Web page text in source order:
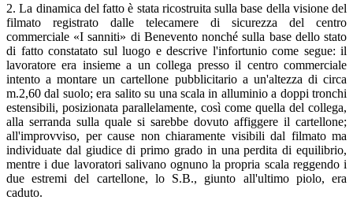
2. La dinamica del fatto è stata ricostruita sulla base della visione del
filmato registrato dalle telecamere di sicurezza del centro
commerciale «I sanniti» di Benevento nonché sulla base dello stato
di fatto constatato sul luogo e descrive l'infortunio come segue: il
lavoratore era insieme a un collega presso il centro commerciale
intento a montare un cartellone pubblicitario a un'altezza di circa
m.2,60 dal suolo; era salito su una scala in alluminio a doppi tronchi
estensibili, posizionata parallelamente, così come quella del collega,
alla serranda sulla quale si sarebbe dovuto affiggere il cartellone;
all'improvviso, per cause non chiaramente visibili dal filmato ma
individuate dal giudice di primo grado in una perdita di equilibrio,
mentre i due lavoratori salivano ognuno la propria scala reggendo i
due estremi del cartellone, lo S.B., giunto all'ultimo piolo, era
caduto.